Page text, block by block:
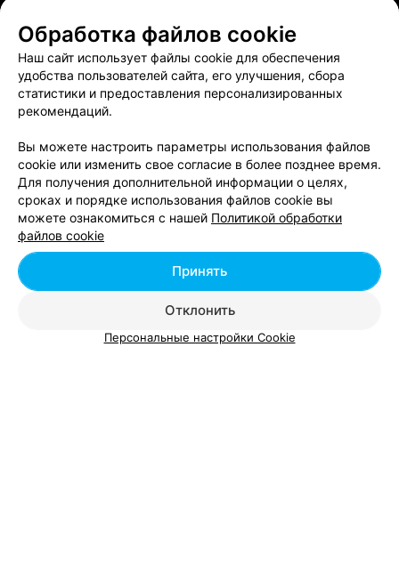
ЭФФЕКТИВНАЯ РЕКЛАМА НА САЙТЕ
МАГАЗИН
Ломбард, скупка, конфискат
Могилев, ул. Космонавтов, 34 до 18:00
Обработка файлов cookie
Наш сайт использует файлы cookie для обеспечения
удобства пользователей сайта, его улучшения, сбора
статистики и предоставления персонализированных
рекомендаций.
Вы можете настроить параметры использования файлов
cookie или изменить свое согласие в более позднее время.
Для получения дополнительной информации о целях,
сроках и порядке использования файлов cookie вы
можете ознакомиться с нашей Политикой обработки
файлов cookie
Отклонить
Принять
Персональные настройки Cookie